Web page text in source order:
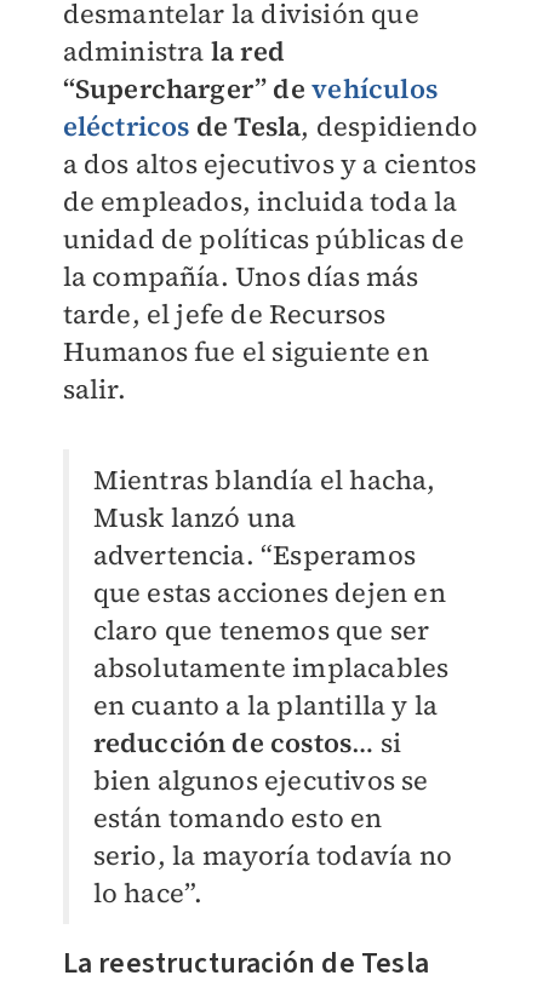
desmantelar la división que
administra la red
“Supercharger” devehículos
eléctricos de Tesla, despidiendo
a dos altos ejecutivos y a cientos
de empleados, incluida toda la
unidad de políticas públicas de
la compañía. Unos días más
tarde, el jefe de Recursos
Humanos fue el siguiente en
salir.
Mientras blandía el hacha,
Musk lanzó una
advertencia. “Esperamos
que estas acciones dejen en
claro que tenemos que ser
absolutamente implacables
en cuanto a la plantilla y la
reducción de costos… si
bien algunos ejecutivos se
están tomando esto en
serio, la mayoría todavía no
lo hace”.
La reestructuración de Tesla